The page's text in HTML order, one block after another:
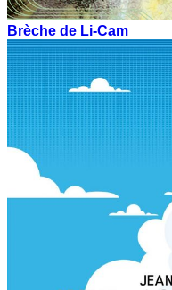
Brèche de Li-Cam